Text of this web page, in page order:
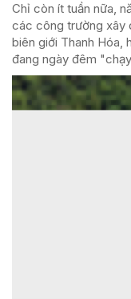
Chỉ còn ít tuần nữa,
các công trường xây
biên giới Thanh Hóa,
đang ngày đêm